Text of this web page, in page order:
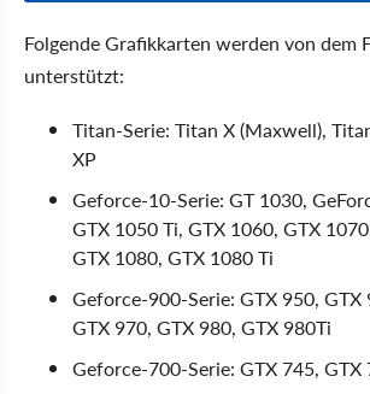
Folgende Grafikkarten werden von dem
unterstützt:
Titan-Serie: Titan X (Maxwell),
XP
Geforce-10-Serie: GT 1030,
GTX 1050 Ti, GTX 1060, GTX
GTX 1080, GTX 1080 Ti
Geforce-900-Serie: GTX 950, GTX
GTX 970, GTX 980, GTX 980Ti
Geforce-700-Serie: GTX 745, GTX